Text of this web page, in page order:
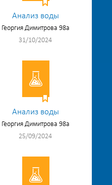
Анализ воды
Георгия Димитрова 98а
31/10/2024
Анализ воды
Георгия Димитрова 98а
25/09/2024